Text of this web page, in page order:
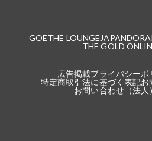
GOETHE LOUNGE
THE GOLD
広告掲載プライバシーポ
特定商取引法に基づく表記お
お問い合わせ（法人